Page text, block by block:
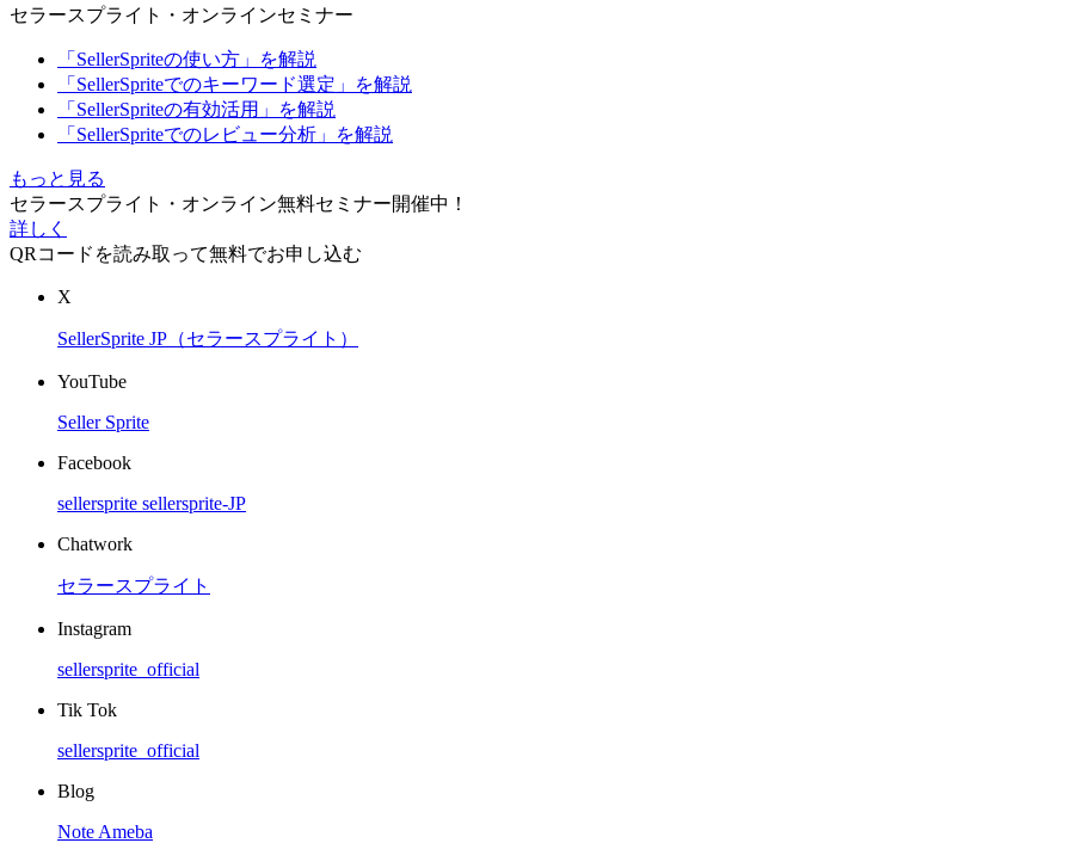
セラースプライト・オンラインセミナー
「SellerSpriteの使い方」を解説
「SellerSpriteでのキーワード選定」を解説
「SellerSpriteの有効活用」を解説
「SellerSpriteでのレビュー分析」を解説
もっと見る
セラースプライト・オンライン無料セミナー開催中！
詳しく
QRコードを読み取って無料でお申し込む
X
SellerSprite JP（セラースプライト）
YouTube
Seller Sprite
Facebook
sellersprite sellersprite-JP
Chatwork
セラースプライト
Instagram
sellersprite_official
Tik Tok
sellersprite_official
Blog
Note Ameba